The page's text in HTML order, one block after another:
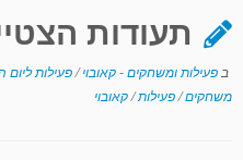
תעודות
ב פעילות ומשחקים - קאובוי/פעילות ליום
משחקים/פעילות/קאובוי